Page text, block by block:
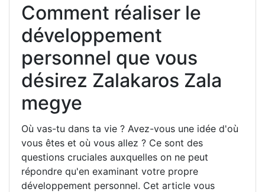
Comment réaliser le
développement
personnel que vous
désirez Zalakaros Zala
megye
Où vas-tu dans ta vie ? Avez-vous une idée d'où
vous êtes et où vous allez ? Ce sont des
questions cruciales auxquelles on ne peut
répondre qu'en examinant votre propre
développement personnel. Cet article vous